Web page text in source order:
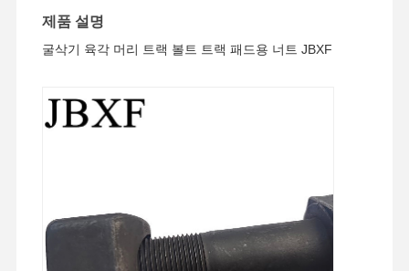
제품 설명
굴삭기 육각 머리 트랙 볼트 트랙 패드용 너트 JBXF